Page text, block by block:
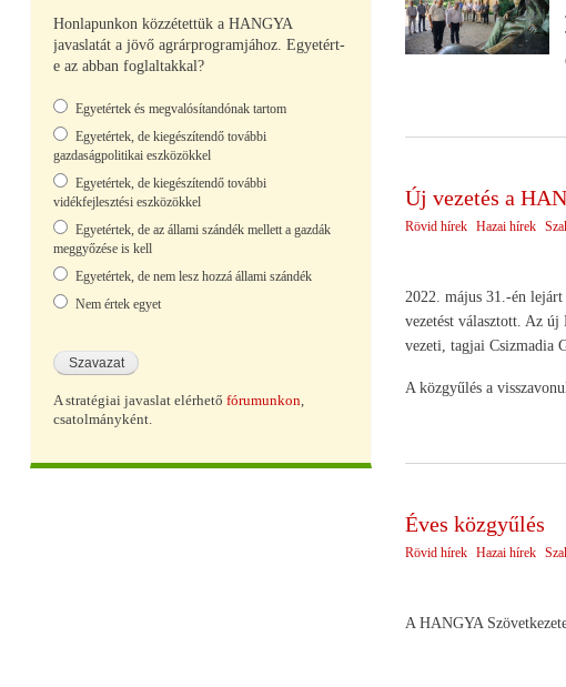
Új vezetés a
Rövid hírek Hazai hírek
2022. május 31.-én
vezetést választott. Az
vezeti, tagjai Csizmadia
A közgyűlés a
Éves közgyűlés
Rövid hírek Hazai hírek
A HANGYA
Honlapunkon közzétettük a HANGYA
javaslatát a jövő agrárprogramjához. Egyetért-
e az abban foglaltakkal?
Választások
Egyetértek és megvalósítandónak tartom
Egyetértek, de kiegészítendő további
gazdaságpolitikai eszközökkel
Egyetértek, de kiegészítendő további
vidékfejlesztési eszközökkel
Egyetértek, de az állami szándék mellett a gazdák
meggyőzése is kell
Egyetértek, de nem lesz hozzá állami szándék
Nem értek egyet
A stratégiai javaslat elérhető fórumunkon
csatolmányként.